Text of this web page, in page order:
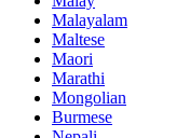
Malayalam
Maltese
Maori
Marathi
Mongolian
Burmese